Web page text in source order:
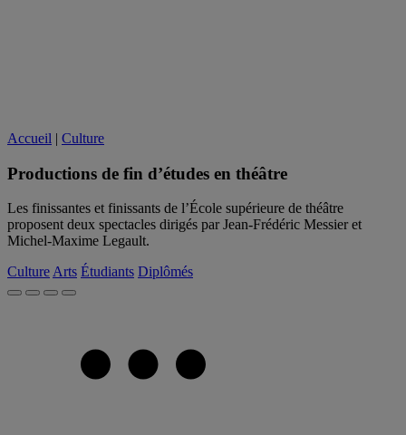
Accueil | Culture
Productions de fin d’études en théâtre
Les finissantes et finissants de l’École supérieure de théâtre
proposent deux spectacles dirigés par Jean-Frédéric Messier et
Michel-Maxime Legault.
CultureArts Étudiants Diplômés